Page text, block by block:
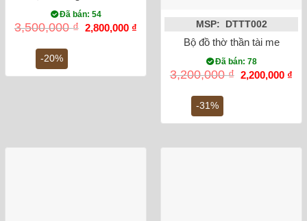
-20%
Đã bán: 54
3,500,000₫ Giá
gốc
2,800,000 ₫
-31%
MSP: DTTT002
Bộ đồ thờ thần tài men
Đã bán: 78
3,200,000₫ Giá
gốc
2,200,000 ₫